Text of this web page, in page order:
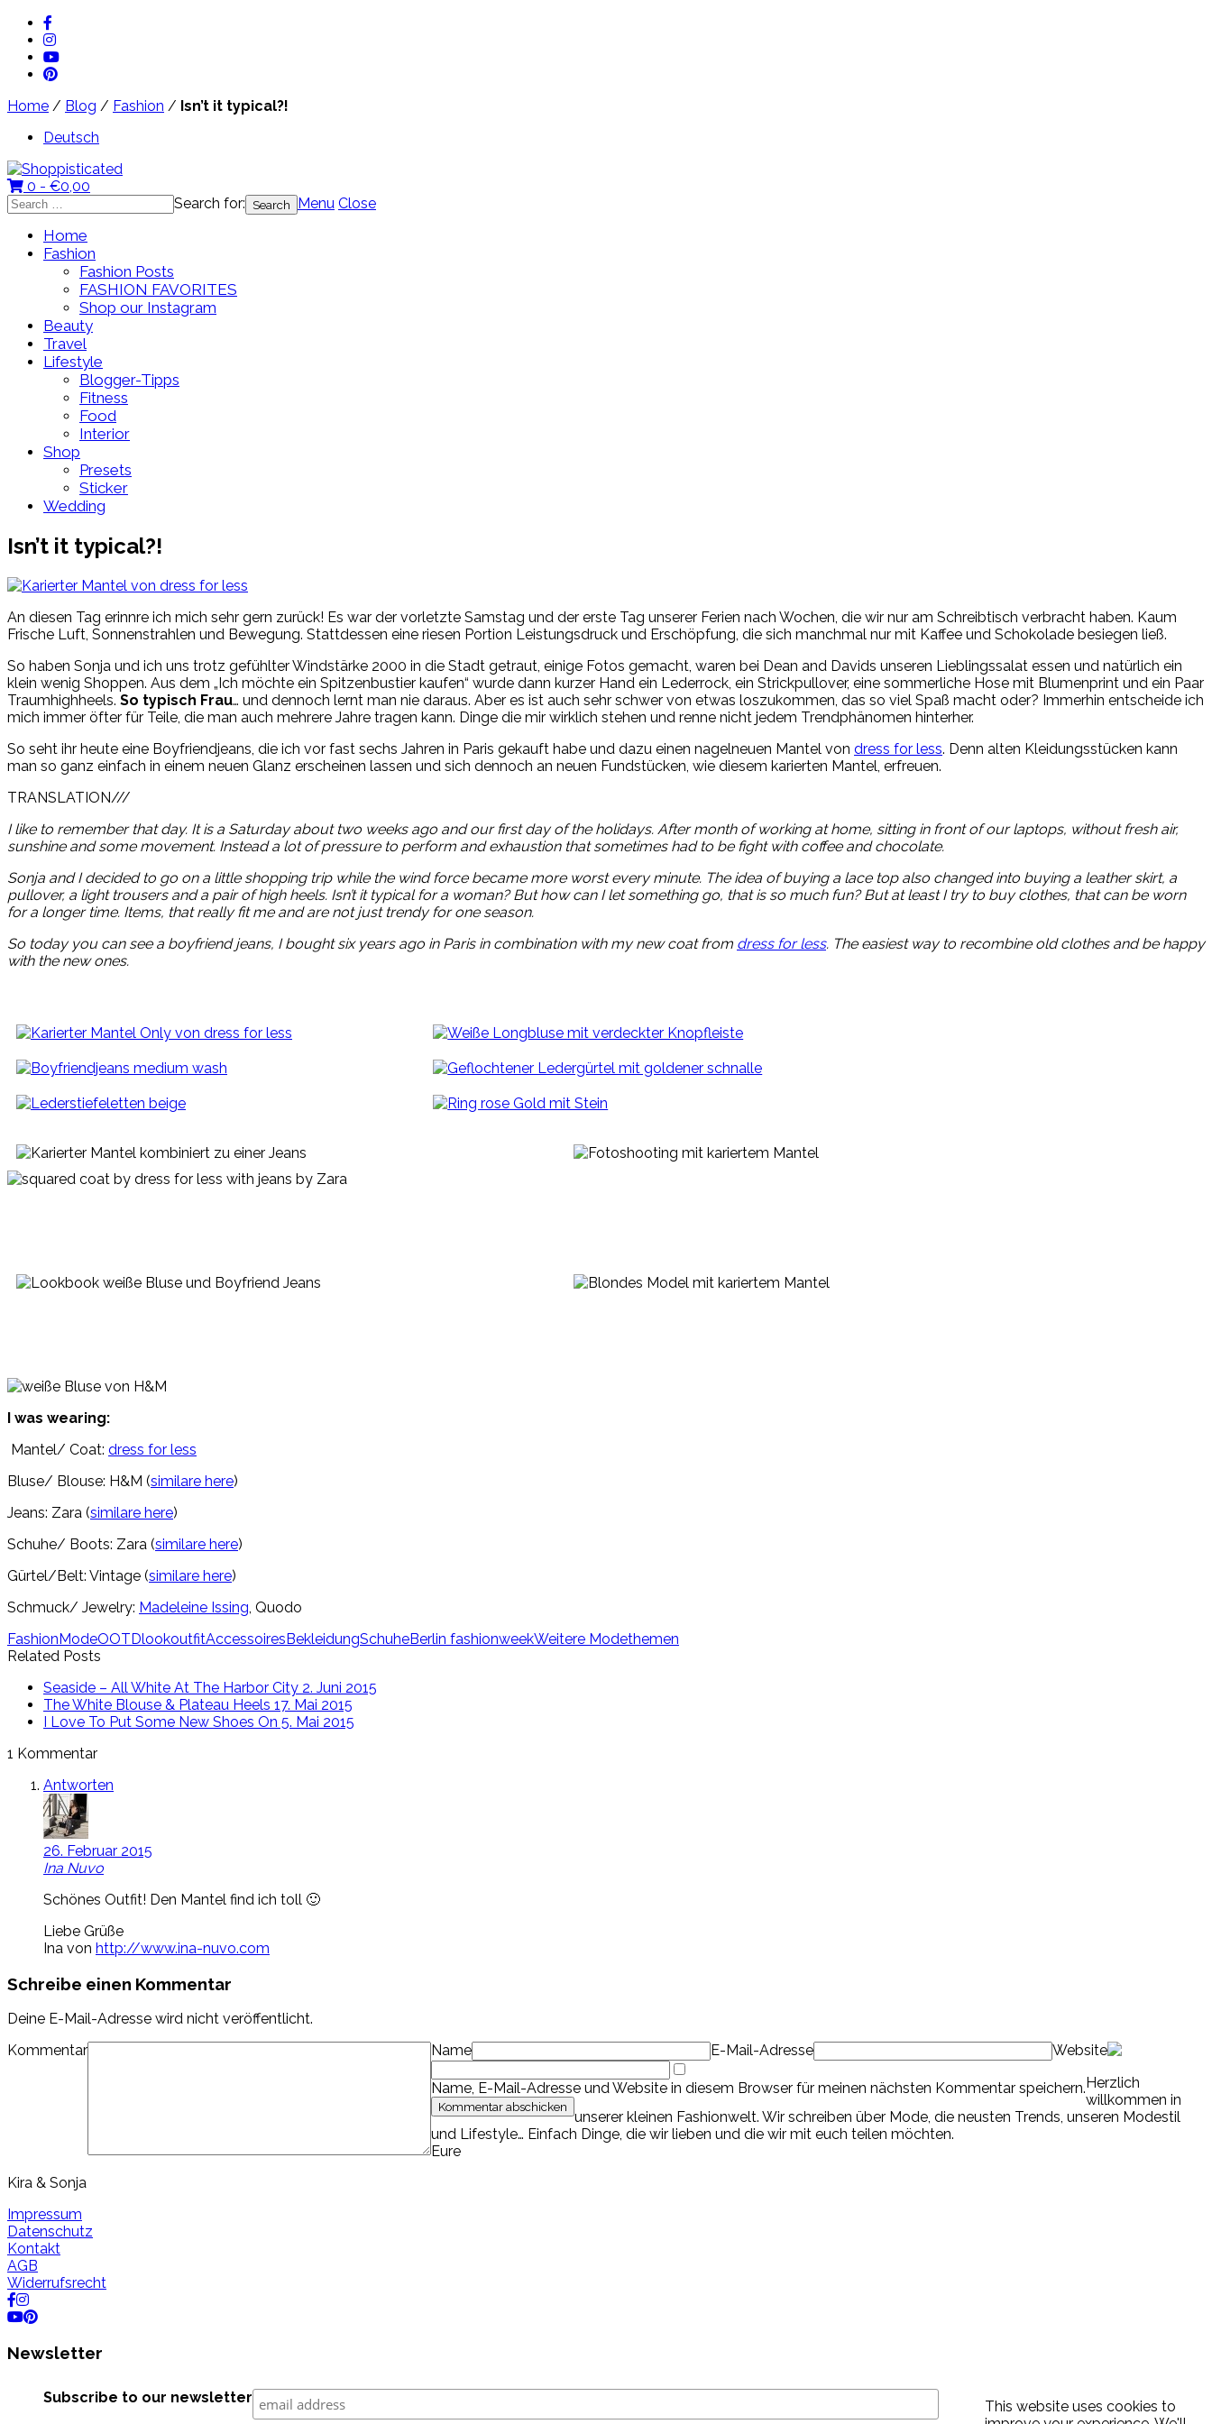
Home / Blog / Fashion / Isn’t it typical?!
Deutsch
0 - €0,00
Search for:
Menu Close
Home
Fashion
Fashion Posts
FASHION FAVORITES
Shop our Instagram
Beauty
Travel
Lifestyle
Blogger-Tipps
Fitness
Food
Interior
Shop
Presets
Sticker
Wedding
Isn’t it typical?!
An diesen Tag erinnre ich mich sehr gern zurück! Es war der vorletzte Samstag und der erste Tag unserer Ferien nach Wochen, die wir nur am Schreibtisch verbracht haben. Kaum
Frische Luft, Sonnenstrahlen und Bewegung. Stattdessen eine riesen Portion Leistungsdruck und Erschöpfung, die sich manchmal nur mit Kaffee und Schokolade besiegen ließ.
So haben Sonja und ich uns trotz gefühlter Windstärke 2000 in die Stadt getraut, einige Fotos gemacht, waren bei Dean and Davids unseren Lieblingssalat essen und natürlich ein
klein wenig Shoppen. Aus dem „Ich möchte ein Spitzenbustier kaufen“ wurde dann kurzer Hand ein Lederrock, ein Strickpullover, eine sommerliche Hose mit Blumenprint und ein Paar
Traumhighheels. So typisch Frau… und dennoch lernt man nie daraus. Aber es ist auch sehr schwer von etwas loszukommen, das so viel Spaß macht oder? Immerhin entscheide ich
mich immer öfter für Teile, die man auch mehrere Jahre tragen kann. Dinge die mir wirklich stehen und renne nicht jedem Trendphänomen hinterher.
So seht ihr heute eine Boyfriendjeans, die ich vor fast sechs Jahren in Paris gekauft habe und dazu einen nagelneuen Mantel von dress for less. Denn alten Kleidungsstücken kann
man so ganz einfach in einem neuen Glanz erscheinen lassen und sich dennoch an neuen Fundstücken, wie diesem karierten Mantel, erfreuen.
TRANSLATION///
I like to remember that day. It is a Saturday about two weeks ago and our first day of the holidays. After month of working at home, sitting in front of our laptops, without fresh air,
sunshine and some movement. Instead a lot of pressure to perform and exhaustion that sometimes had to be fight with coffee and chocolate.
Sonja and I decided to go on a little shopping trip while the wind force became more worst every minute. The idea of buying a lace top also changed into buying a leather skirt, a
pullover, a light trousers and a pair of high heels. Isn’t it typical for a woman? But how can I let something go, that is so much fun? But at least I try to buy clothes, that can be worn
for a longer time. Items, that really fit me and are not just trendy for one season.
So today you can see a boyfriend jeans, I bought six years ago in Paris in combination with my new coat from dress for less. The easiest way to recombine old clothes and be happy
with the new ones.
I was wearing:
Mantel/ Coat: dress for less
Bluse/ Blouse: H&M (similare here)
Jeans: Zara (similare here)
Schuhe/ Boots: Zara (similare here)
Gürtel/Belt: Vintage (similare here)
Schmuck/ Jewelry: Madeleine Issing, Quodo
FashionModeOOTDlookoutfitAccessoiresBekleidungSchuheBerlin fashionweekWeitere Modethemen
Related Posts
Seaside – All White At The Harbor City 2. Juni 2015
The White Blouse & Plateau Heels 17. Mai 2015
I Love To Put Some New Shoes On 5. Mai 2015
1 Kommentar
Antworten
26. Februar 2015
Ina Nuvo
Schönes Outfit! Den Mantel find ich toll 🙂
Liebe Grüße
Ina von http://www.ina-nuvo.com
Schreibe einen Kommentar
Deine E-Mail-Adresse wird nicht veröffentlicht.
Kommentar
Name E-Mail-Adresse Website
Name, E-Mail-Adresse und Website in diesem Browser für meinen nächsten Kommentar speichern. Herzlich
willkommen in
unserer kleinen Fashionwelt. Wir schreiben über Mode, die neusten Trends, unseren Modestil
und Lifestyle… Einfach Dinge, die wir lieben und die wir mit euch teilen möchten.
Eure
Kira & Sonja
Impressum
Datenschutz
Kontakt
AGB
Widerrufsrecht
Newsletter
Subscribe to our newsletter
This website uses cookies to